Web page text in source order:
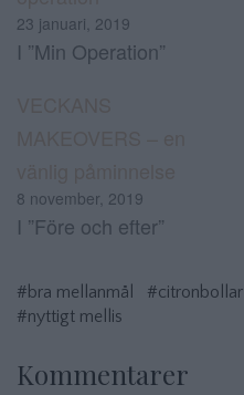
23 januari, 2019
I ”Min Operation”
8 november, 2019
I ”Före och efter”
#bra mellanmål #citronbollar
#nyttigt mellis
Kommentarer